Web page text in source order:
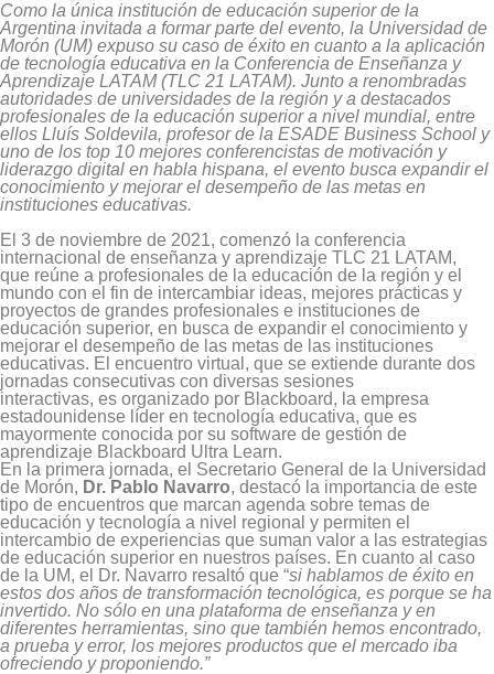
Como la única institución de educación superior de la
Argentina invitada a formar parte del evento, la Universidad de
Morón (UM) expuso su caso de éxito en cuanto a la aplicación
de tecnología educativa en la Conferencia de Enseñanza y
Aprendizaje LATAM (TLC 21 LATAM). Junto a renombradas
autoridades de universidades de la región y a destacados
profesionales de la educación superior a nivel mundial, entre
ellos Lluís Soldevila, profesor de la ESADE Business School y
uno de los top 10 mejores conferencistas de motivación y
liderazgo digital en habla hispana, el evento busca expandir el
conocimiento y mejorar el desempeño de las metas en
instituciones educativas.
El 3 de noviembre de 2021, comenzó la conferencia
internacional de enseñanza y aprendizaje TLC 21 LATAM,
que reúne a profesionales de la educación de la región y el
mundo con el fin de intercambiar ideas, mejores prácticas y
proyectos de grandes profesionales e instituciones de
educación superior, en busca de expandir el conocimiento y
mejorar el desempeño de las metas de las instituciones
educativas. El encuentro virtual, que se extiende durante dos
jornadas consecutivas con diversas sesiones
interactivas, es organizado por Blackboard, la empresa
estadounidense líder en tecnología educativa, que es
mayormente conocida por su software de gestión de
aprendizaje Blackboard Ultra Learn.
En la primera jornada, el Secretario General de la Universidad
de Morón, Dr. Pablo Navarro, destacó la importancia de este
tipo de encuentros que marcan agenda sobre temas de
educación y tecnología a nivel regional y permiten el
intercambio de experiencias que suman valor a las estrategias
de educación superior en nuestros países. En cuanto al caso
de la UM, el Dr. Navarro resaltó que “si hablamos de éxito en
estos dos años de transformación tecnológica, es porque se ha
invertido. No sólo en una plataforma de enseñanza y en
diferentes herramientas, sino que también hemos encontrado,
a prueba y error, los mejores productos que el mercado iba
ofreciendo y proponiendo.”